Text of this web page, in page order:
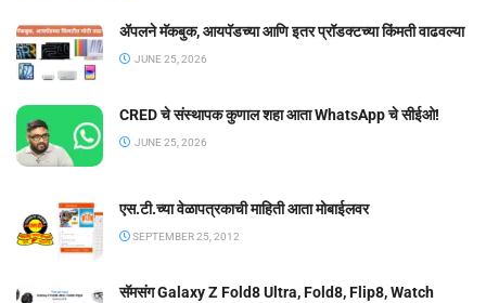
ॲपलने मॅकबुक, आयपॅडच्या आणि इतर प्रॉडक्टच्या किंमती वाढवल्या
JUNE 25, 2026
CRED चे संस्थापक कुणाल शहा आता WhatsApp चे सीईओ!
JUNE 25, 2026
एस.टी.च्या वेळापत्रकाची माहिती आता मोबाईलवर
SEPTEMBER 25, 2012
सॅमसंग Galaxy Z Fold8 Ultra, Fold8, Flip8, Watch